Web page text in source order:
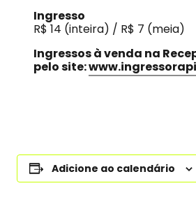
Ingresso
R$ 14 (inteira) / R$ 7 (meia)
Ingressos à venda na
pelo site:
Adicione ao calendário